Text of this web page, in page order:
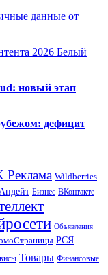
данные от
2026 Белый
новый этап
дефицит
Реклама Wildberries
Бизнес ВКонтакте
Объявления
РСЯ
Товары Финансовые